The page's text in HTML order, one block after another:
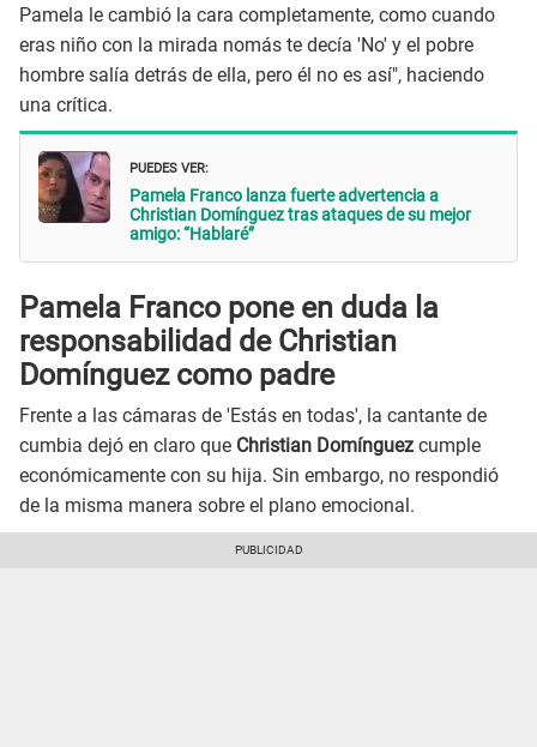
Pamela le cambió la cara completamente, como cuando
eras niño con la mirada nomás te decía 'No' y el pobre
hombre salía detrás de ella, pero él no es así", haciendo
una crítica.
PUEDES VER:
Pamela Franco lanza fuerte advertencia a
Christian Domínguez tras ataques de su mejor
amigo: “Hablaré”
Pamela Franco pone en duda la
responsabilidad de Christian
Domínguez como padre
Frente a las cámaras de 'Estás en todas', la cantante de
cumbia dejó en claro que Christian Domínguez cumple
económicamente con su hija. Sin embargo, no respondió
de la misma manera sobre el plano emocional.